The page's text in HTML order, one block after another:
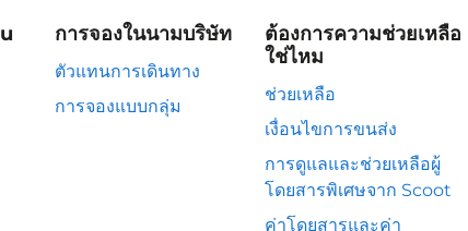
การจองในนามบริษัท
ตัวแทนการเดินทาง
การจองแบบกลุ่ม
ต้องการความช่วยเหลือ
ใช่ไหม
ช่วยเหลือ
เงื่อนไขการขนส่ง
การดูแลและช่วยเหลือผู้
โดยสารพิเศษจาก Scoot
ค่าโดยสารและค่า